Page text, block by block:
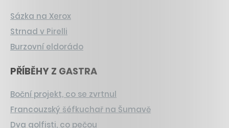
Sázka na Xerox
Strnad v Pirelli
Burzovní eldorádo
PŘÍBĚHY Z GASTRA
Boční projekt, co se zvrtnul
Francouzský šéfkuchař na Šumavě
Dva golfisti, co pečou